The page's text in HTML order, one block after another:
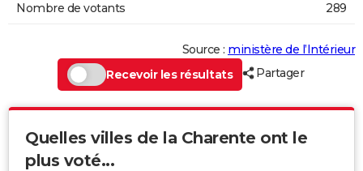
Nombre de votants 289
Source : ministère de l’Intérieur
Recevoir les résultats
Partager
Quelles villes de la Charente ont le
plus voté...